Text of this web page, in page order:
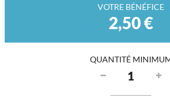
VOTRE BÉNÉFICE
2,50 €
QUANTITÉ